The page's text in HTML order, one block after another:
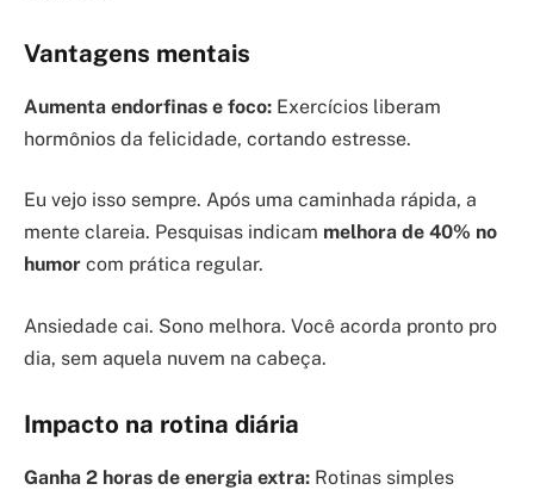
Vantagens mentais
Aumenta endorfinas e foco: Exercícios liberam
hormônios da felicidade, cortando estresse.
Eu vejo isso sempre. Após uma caminhada rápida, a
mente clareia. Pesquisas indicam melhora de 40% no
humor com prática regular.
Ansiedade cai. Sono melhora. Você acorda pronto pro
dia, sem aquela nuvem na cabeça.
Impacto na rotina diária
Ganha 2 horas de energia extra: Rotinas simples